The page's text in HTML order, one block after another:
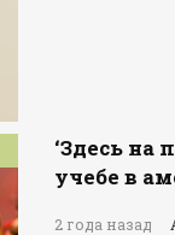
‘Здесь на
учебе в
2 года назад